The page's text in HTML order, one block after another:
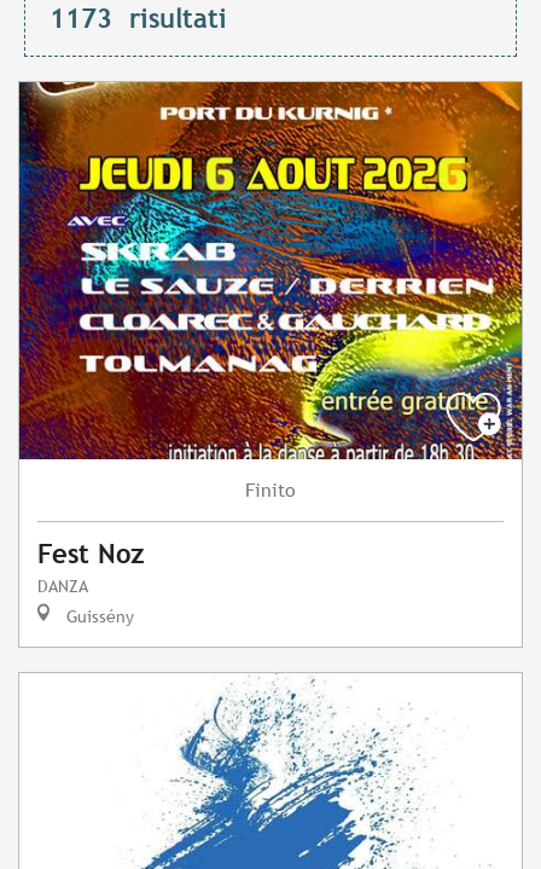
1173 risultati
Finito
Fest Noz
DANZA
Guissény